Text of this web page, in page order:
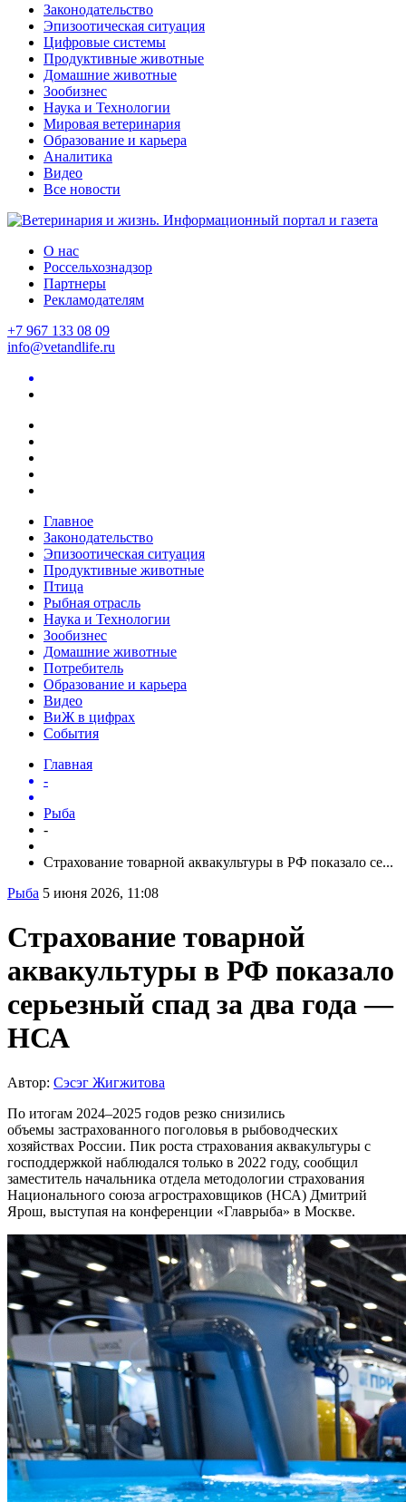
Законодательство
Эпизоотическая ситуация
Цифровые системы
Продуктивные животные
Домашние животные
Зообизнес
Наука и Технологии
Мировая ветеринария
Образование и карьера
Аналитика
Видео
Все новости
О нас
Россельхознадзор
Партнеры
Рекламодателям
+7 967 133 08 09
info@vetandlife.ru
Главное
Законодательство
Эпизоотическая ситуация
Продуктивные животные
Птица
Рыбная отрасль
Наука и Технологии
Зообизнес
Домашние животные
Потребитель
Образование и карьера
Видео
ВиЖ в цифрах
События
Главная
-
Рыба
-
Страхование товарной аквакультуры в РФ показало се...
Рыба 5 июня 2026, 11:08
Страхование товарной
аквакультуры в РФ показало
серьезный спад за два года —
НСА
Автор: Сэсэг Жигжитова
По итогам 2024–2025 годов резко снизились
объемы застрахованного поголовья в рыбоводческих
хозяйствах России. Пик роста страхования аквакультуры с
господдержкой наблюдался только в 2022 году, сообщил
заместитель начальника отдела методологии страхования
Национального союза агростраховщиков (НСА) Дмитрий
Ярош, выступая на конференции «Главрыба» в Москве.